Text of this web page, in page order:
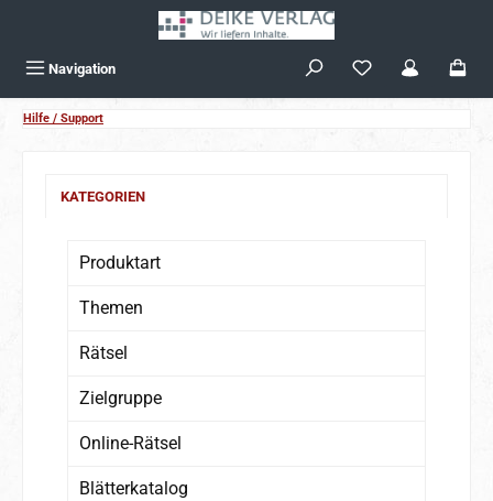
Navigation
Hilfe / Support
KATEGORIEN
Produktart
Themen
Rätsel
Zielgruppe
Online-Rätsel
Blätterkatalog